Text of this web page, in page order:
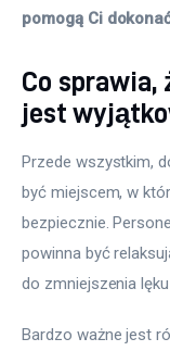
pomogą Ci
Co
jest
Przede wszystkim,
być miejscem, w
bezpiecznie.
powinna być
do zmniejszenia
Bardzo ważne jest